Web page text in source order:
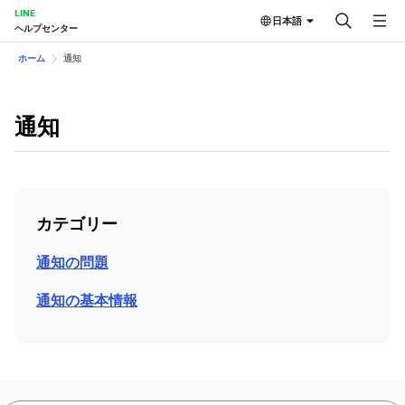
LINE
ヘルプセンター
日本語
ホーム 通知
通知
カテゴリー
通知の問題
通知の基本情報